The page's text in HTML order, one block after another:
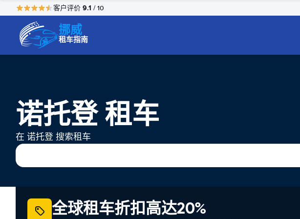
客户评价 9.1 / 10
挪威
租车指南
诺托登 租车
在 诺托登 搜索租车
全球租车折扣高达20%